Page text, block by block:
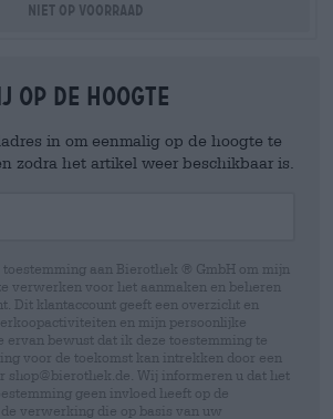
Niet op voorraad
op de hoogte
in om eenmalig op de hoogte te
zodra het artikel weer beschikbaar is.
aan Bierothek ® GmbH om mijn
verwerken voor het aanmaken en beheren
Dit klantaccount geeft een overzicht en
en mijn persoonlijke
ervan bewust dat ik deze toestemming te
voor de toekomst kan intrekken door een
shop@bierothek.de. Wij informeren u dat het
geen invloed heeft op de
verwerking die op basis van uw